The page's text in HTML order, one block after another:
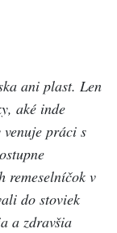
ani plast. Len
aké inde
venuje práci s
remeselníčok v
do stoviek
a zdravšia